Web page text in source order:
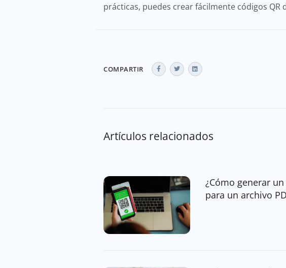
prácticas, puedes crear fácilmente códigos QR
COMPARTIR
Artículos relacionados
¿Cómo generar
para un archivo